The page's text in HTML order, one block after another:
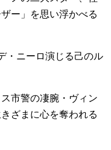
ー」を思い浮かべる
・ニーロ演じる己のル
市警の凄腕・ヴィン
ざまに心を奪われる